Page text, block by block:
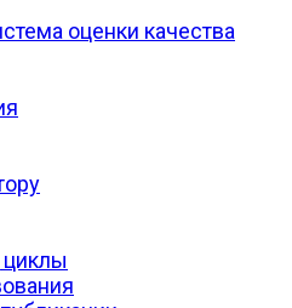
оценки качества